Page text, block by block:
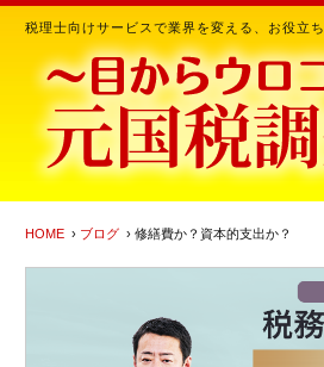
税理士向けサービスで業界を変える、お役立
HOME › ブログ › 修繕費か？資本的支出か？